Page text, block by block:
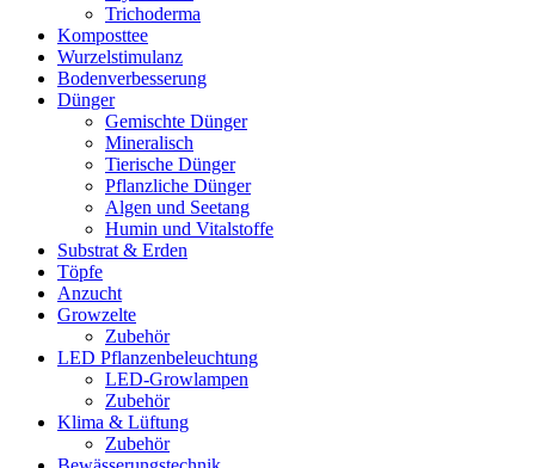
Trichoderma
Komposttee
Wurzelstimulanz
Bodenverbesserung
Dünger
Gemischte Dünger
Mineralisch
Tierische Dünger
Pflanzliche Dünger
Algen und Seetang
Humin und Vitalstoffe
Substrat & Erden
Töpfe
Anzucht
Growzelte
Zubehör
LED Pflanzenbeleuchtung
LED-Growlampen
Zubehör
Klima & Lüftung
Zubehör